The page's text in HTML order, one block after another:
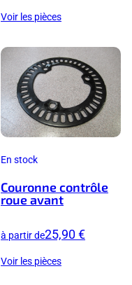
Voir les pièces
En stock
Couronne contrôle
roue avant
à partir de25,90 €
Voir les pièces